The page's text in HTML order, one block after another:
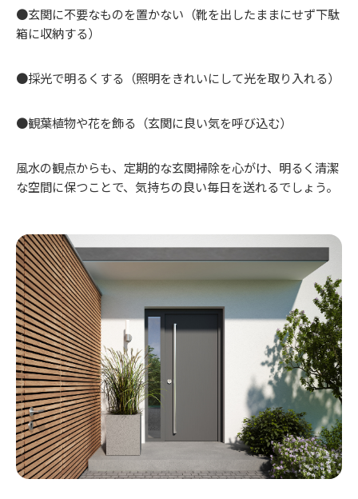
●玄関に不要なものを置かない（靴を出したままにせず下駄
箱に収納する）
●採光で明るくする（照明をきれいにして光を取り入れる）
●観葉植物や花を飾る（玄関に良い気を呼び込む）
風水の観点からも、定期的な玄関掃除を心がけ、明るく清潔
な空間に保つことで、気持ちの良い毎日を送れるでしょう。